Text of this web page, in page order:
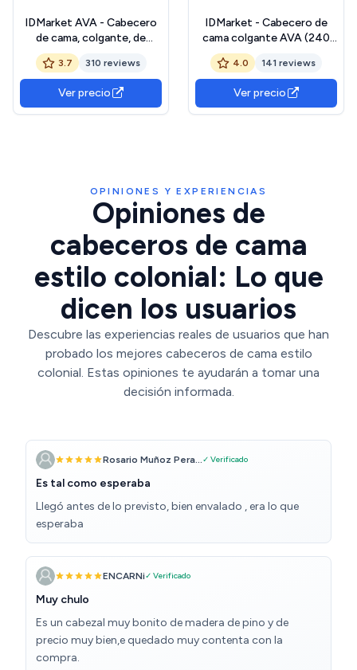
IDMarket AVA - Cabecero
de cama, colgante, de
listones (240 cm, madera
clara y estantes blancos)
3.7 310 reviews
Ver precio
IDMarket - Cabecero de
cama colgante AVA (240
cm, madera envejecida y
estantes negros)
4.0 141 reviews
Ver precio
OPINIONES Y EXPERIENCIAS
Opiniones de
cabeceros de cama
estilo colonial: Lo que
dicen los usuarios
Descubre las experiencias reales de usuarios que han
probado los mejores cabeceros de cama estilo
colonial. Estas opiniones te ayudarán a tomar una
decisión informada.
Rosario Muñoz Pera... ✓ Verificado
Es tal como esperaba
Llegó antes de lo previsto, bien envalado , era lo que
esperaba
ENCARNi✓ Verificado
Muy chulo
Es un cabezal muy bonito de madera de pino y de
precio muy bien,e quedado muy contenta con la
compra.